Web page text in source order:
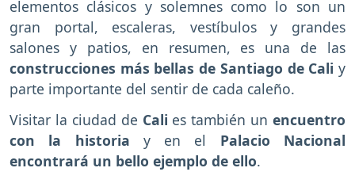
elementos clásicos y solemnes como lo son un
gran portal, escaleras, vestíbulos y grandes
salones y patios, en resumen, es una de las
construcciones más bellas de Santiago de Cali y
parte importante del sentir de cada caleño.
Visitar la ciudad de Cali es también un encuentro
con la historia y en el Palacio Nacional
encontrará un bello ejemplo de ello.